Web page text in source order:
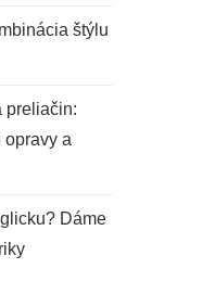
štýlu
preliačin:
opravy a
Dáme